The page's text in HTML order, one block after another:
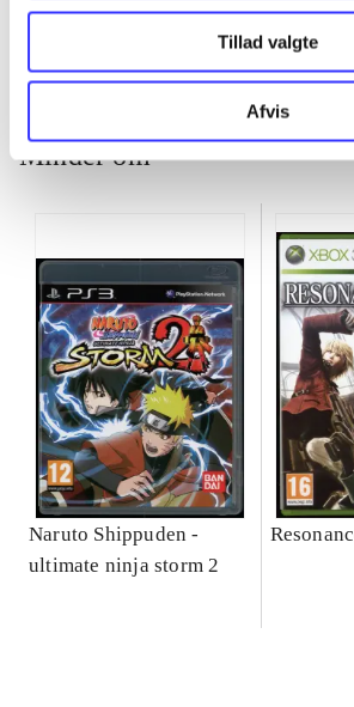
Tillad valgte
Afvis
Minder om
Naruto Shippuden -
ultimate ninja storm 2